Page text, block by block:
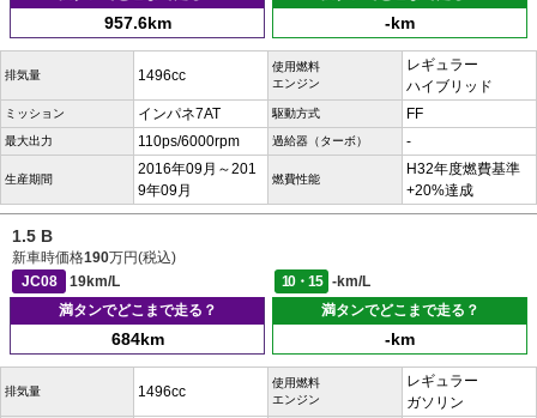
957.6km -km
排気量 1496cc
使用燃料
エンジン
レギュラー
ハイブリッド
ミッション インパネ7AT 駆動方式 FF
最大出力 110ps/6000rpm 過給器（ターボ） -
生産期間
2016年09月～201
9年09月
燃費性能
H32年度燃費基準
+20%達成
1.5 B
新車時価格190万円(税込)
JC08
19km/L 10・15
-km/L
満タンでどこまで走る？
684km
満タンでどこまで走る？
-km
排気量 1496cc
使用燃料
エンジン
レギュラー
ガソリン